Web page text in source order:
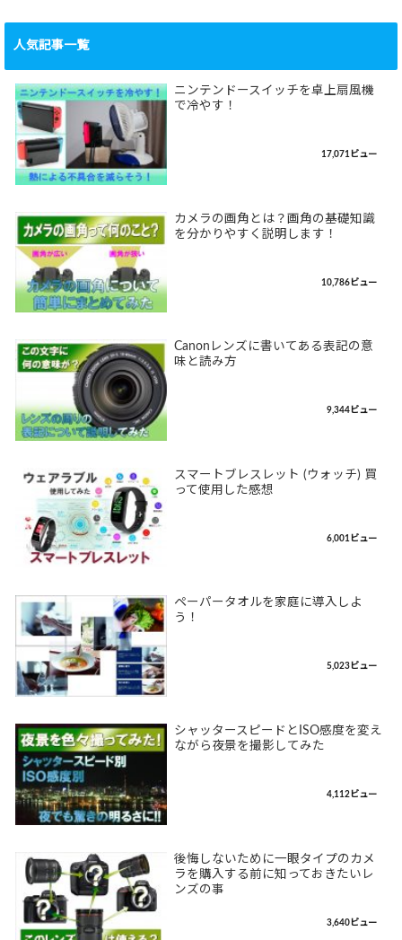
人気記事一覧
ニンテンドースイッチを卓上扇風機
で冷やす！
17,071ビュー
カメラの画角とは？画角の基礎知識
を分かりやすく説明します！
10,786ビュー
Canonレンズに書いてある表記の意
味と読み方
9,344ビュー
スマートブレスレット (ウォッチ) 買
って使用した感想
6,001ビュー
ペーパータオルを家庭に導入しよ
う！
5,023ビュー
シャッタースピードとISO感度を変え
ながら夜景を撮影してみた
4,112ビュー
後悔しないために一眼タイプのカメ
ラを購入する前に知っておきたいレ
ンズの事
3,640ビュー